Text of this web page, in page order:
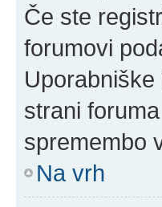
Če ste
forumovi
strani
spremembo
Na vrh